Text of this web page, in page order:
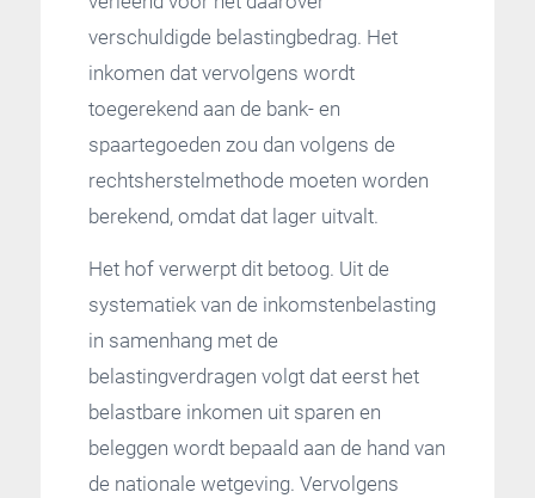
verschuldigde belastingbedrag. Het
inkomen dat vervolgens wordt
toegerekend aan de bank- en
spaartegoeden zou dan volgens de
rechtsherstelmethode moeten worden
berekend, omdat dat lager uitvalt.
Het hof verwerpt dit betoog. Uit de
systematiek van de inkomstenbelasting
in samenhang met de
belastingverdragen volgt dat eerst het
belastbare inkomen uit sparen en
beleggen wordt bepaald aan de hand van
de nationale wetgeving. Vervolgens